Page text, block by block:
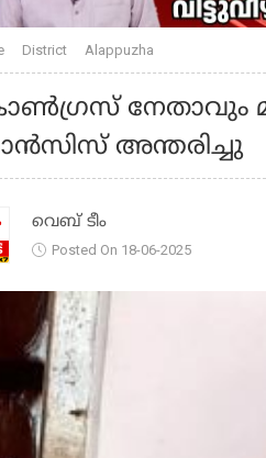
District Alappuzha
നേതാവും
അന്തരിച്ചു
വെബ് ടീം
Posted On 18-06-2025